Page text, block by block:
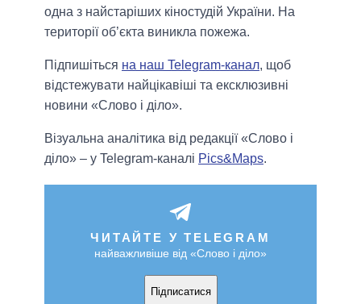
одна з найстаріших кіностудій України. На
території об’єкта виникла пожежа.
Підпишіться на наш Telegram-канал, щоб
відстежувати найцікавіші та ексклюзивні
новини «Слово і діло».
Візуальна аналітика від редакції «Слово і
діло» – у Telegram-каналі Pics&Maps.
ЧИТАЙТЕ У TELEGRAM
найважливіше від «Слово і діло»
Підписатися